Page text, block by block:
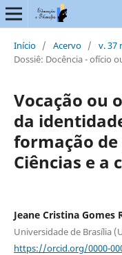
Início / Acervo / v. 37
Dossiê: Docência - ofício
Vocação ou
da
formação
Ciências e a
Jeane Cristina Gomes
Universidade de Brasília
https://orcid.org/0000-